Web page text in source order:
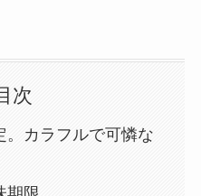
次
。カラフルで可憐な